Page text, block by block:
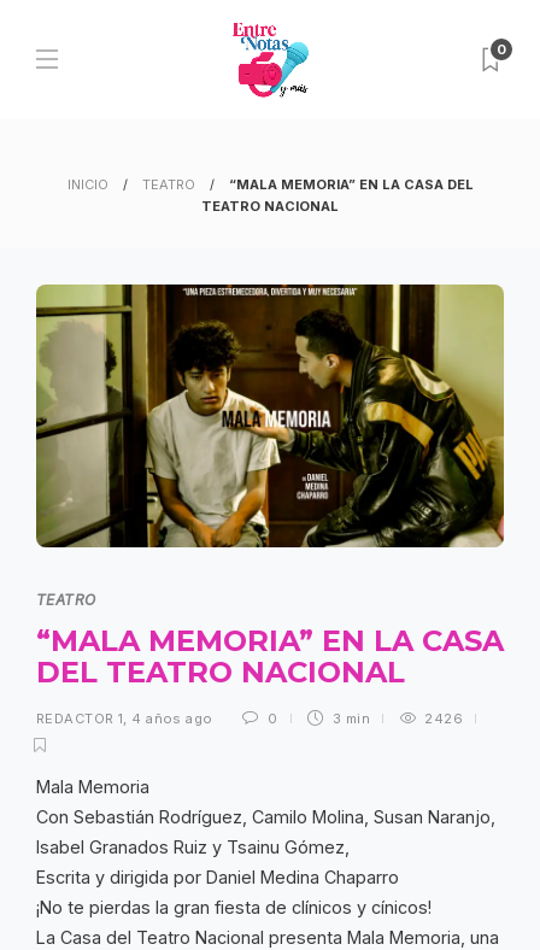
0
INICIO TEATRO
“MALA MEMORIA” EN LA CASA DEL
TEATRO NACIONAL
TEATRO
“MALA MEMORIA” EN LA CASA
DEL TEATRO NACIONAL
REDACTOR 1, 4 años ago 0 3 min 2426
Mala Memoria
Con Sebastián Rodríguez, Camilo Molina, Susan Naranjo,
Isabel Granados Ruiz y Tsainu Gómez,
Escrita y dirigida por Daniel Medina Chaparro
¡No te pierdas la gran fiesta de clínicos y cínicos!
La Casa del Teatro Nacional presenta Mala Memoria, una